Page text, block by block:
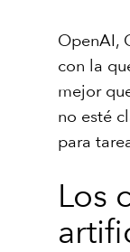
OpenAI,
con la
mejor
no esté
para
Los